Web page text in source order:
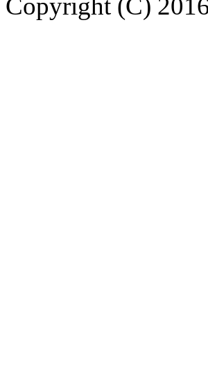
Copyright (C)